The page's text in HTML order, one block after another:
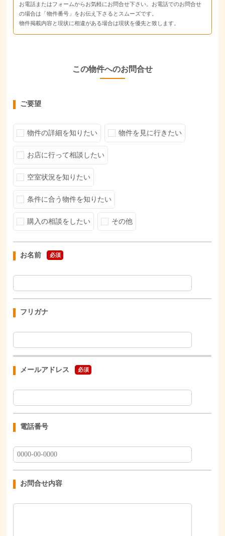
お電話またはフォームからお気軽にお問合せ下さい。お電話でのお問合せ
の場合は「物件番号」をお伝え下さるとスムーズです。
物件掲載内容と現状に相違がある場合は現状を優先と致します。
この物件へのお問合せ
ご要望
物件の詳細を知りたい 物件を見に行きたい
お店に行って相談したい
空室状況を知りたい
条件に合う物件を知りたい
購入の相談をしたい その他
お名前 必須
フリガナ
メールアドレス 必須
電話番号
お問合せ内容